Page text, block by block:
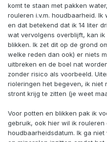
komt te staan met pakken
rouleren i.v.m. houdbaarheid.
en dat betekend dat ik 14 liter
wat vervolgens overblijft, kan
blikken. Ik zet dit op de grond
welke reden dan ook) er niets
uitbreken en de boel nat
zonder risico als voorbeeld.
rioleringen het begeven, ik niet
stront krijg te zitten (je weet
Voor potten en blikken pak ik
gebruik, ook hier wil ik
houdbaarheidsdatum. Ik ga